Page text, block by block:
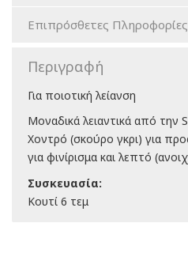
Επιπρόσθετες Πληροφορίες
Περιγραφή
Για ποιοτική λείανση
Μοναδικά λειαντικά από την
Χοντρό (σκούρο γκρι) για
για φινίρισμα και λεπτό
Συσκευασία:
Κουτί 6 τεμ